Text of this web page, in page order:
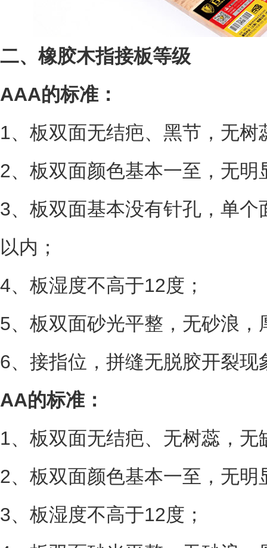
二、橡胶木指接板等级
AAA的标准：
1、板双面无结疤、黑节，无树
2、板双面颜色基本一至，无明
3、板双面基本没有针孔，单
以内；
4、板湿度不高于12度；
5、板双面砂光平整，无砂浪，
6、接指位，拼缝无脱胶开裂现
AA的标准：
1、板双面无结疤、无树蕊，无
2、板双面颜色基本一至，无明
3、板湿度不高于12度；